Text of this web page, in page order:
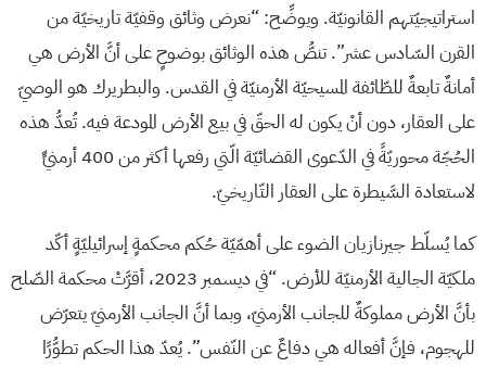
استراتيجيّتهم القانونيّة. ويوضِّح: “نعرض وثائق وقفيّة تاريخيّة من
القرن السّادس عشر”. تنصُّ هذه الوثائق بوضوحٍ على أنَّ الأرض هي
أمانةٌ تابعةٌ للطّائفة المسيحيّة الأرمنيّة في القدس. والبطريرك هو الوصيّ
على العقار، دون أنْ يكون له الحقّ في بيع الأرض المودعة فيه. تُعدُّ هذه
الحُجّة محوريّةً في الدّعوى القضائيّة الّتي رفعها أكثر من 400 أرمنيٍّ
لاستعادة السَّيطرة على العقار التّاريخيّ.
كما يُسلّط جيرنازيان الضوء على أهمّيّة حُكم محكمةٍ إسرائيليّةٍ أكّد
ملكيّة الجالية الأرمنيّة للأرض. “في ديسمبر 2023، أقرَّتْ محكمة الصّلح
بأنَّ الأرض مملوكةٌ للجانب الأرمنيّ، وبما أنَّ الجانب الأرمنيّ يتعرّض
للهجوم، فإنَّ أفعاله هي دفاعٌ عن النّفس”. يُعدّ هذا الحكم تطوُّرًا